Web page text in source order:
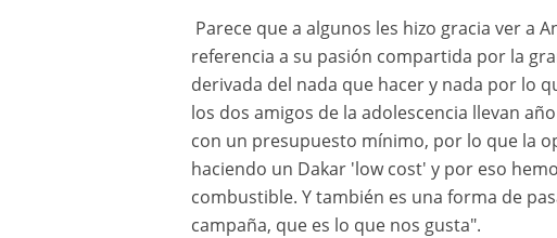
Parece que a algunos les hizo gracia ver a
referencia a su pasión compartida por la
derivada del nada que hacer y nada por lo
los dos amigos de la adolescencia llevan
con un presupuesto mínimo, por lo que la
haciendo un Dakar 'low cost' y por eso
combustible. Y también es una forma de
campaña, que es lo que nos gusta".